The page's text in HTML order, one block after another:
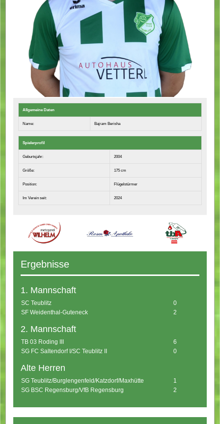
Allgemeine Daten
Name: Bajram Berisha
Spielerprofil
Geburtsjahr: 2004
Größe: 175 cm
Position: Flügelstürmer
Im Verein seit: 2024
Ergebnisse
1. Mannschaft
SC Teublitz
0
SF Weidenthal-Guteneck
2
2. Mannschaft
TB 03 Roding III
6
SG FC Saltendorf I/SC Teublitz II
0
Alte Herren
SG Teublitz/Burglengenfeld/Katzdorf/Maxhütte
1
SG BSC Regensburg/VfB Regensburg
2